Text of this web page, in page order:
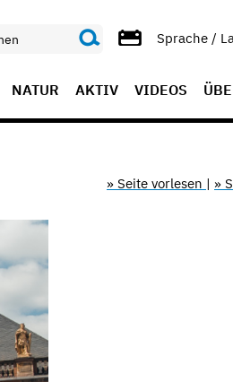
Sprache /
NATUR AKTIV VIDEOS
» Seite vorlesen | »